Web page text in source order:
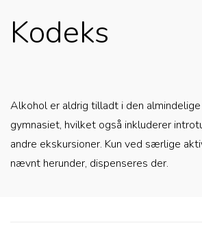
Kodeks
Alkohol er aldrig tilladt i den
gymnasiet, hvilket også inkluderer
andre ekskursioner. Kun ved særlige
nævnt herunder, dispenseres der.